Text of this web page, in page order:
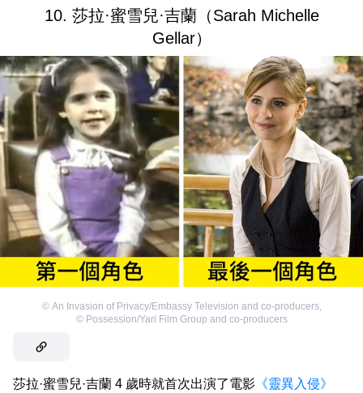
10. 莎拉·蜜雪兒·吉蘭（Sarah Michelle
Gellar）
© An Invasion of Privacy/Embassy Television and co-producers,
© Possession/Yari Film Group and co-producers
莎拉·蜜雪兒·吉蘭 4 歲時就首次出演了電影 《靈異入侵》